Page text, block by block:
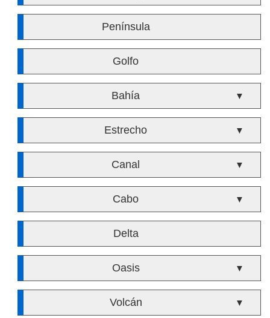
Península
Golfo
Bahía ▼
Estrecho ▼
Canal ▼
Cabo ▼
Delta
Oasis ▼
Volcán ▼